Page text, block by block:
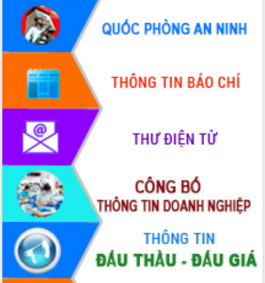
Nâng cao hiệu quả hoạt động của các
doanh nghiệp nhà nước
Hội nghị triển khai kết nối mạng
truyền số liệu chuyên dùng phục vụ cơ
quan Đảng, Nhà nước
Lễ phát động chuỗi hoạt động chung
tay làm sạch môi trường
Xã Ea Kar bước chuyển mình trong
công tác cải cách hành chính mô hình
UBND tỉnh họp báo định kỳ tháng 4
năm 2026
Hội thảo khoa học “Giải pháp thúc đẩy
phát triển nền kinh tế xanh tại tỉnh
Đắk Lắk”
Tăng cường giám sát, đôn đốc thực
hiện nhiệm vụ quản lý tài sản công
hàng tuần
Tháo gỡ những vướng mắc, đẩy mạnh
công tác cải cách thủ tục hành chính
tại Trung tâm Phục vụ hành chính
công tỉnh